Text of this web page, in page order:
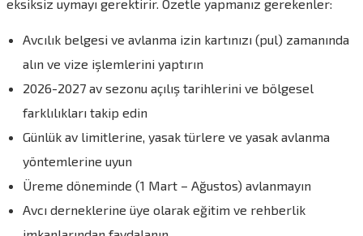
eksiksiz uymayı gerektirir. Özetle yapmanız gerekenler:
Avcılık belgesi ve avlanma izin kartınızı (pul) zamanında
alın ve vize işlemlerini yaptırın
2026-2027 av sezonu açılış tarihlerini ve bölgesel
farklılıkları takip edin
Günlük av limitlerine, yasak türlere ve yasak avlanma
yöntemlerine uyun
Üreme döneminde (1 Mart – Ağustos) avlanmayın
Avcı derneklerine üye olarak eğitim ve rehberlik